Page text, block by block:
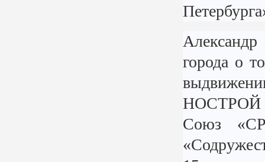
Александр
города о
НОСТРОЙ
Союз